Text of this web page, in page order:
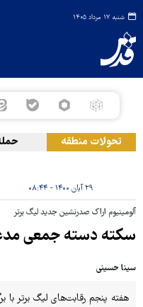
شنبه ۱۷ مرداد ۱۴۰۵
تحولات منطقه حمله
۲۹ آبان ۱۴۰۰ - ۰۸:۴۴
آلومینیوم اراک صدرنشین جدید لیگ برتر
سکته دسته جمعی
سینا حسینی
هفته پنجم رقابت‌های لیگ برتر با